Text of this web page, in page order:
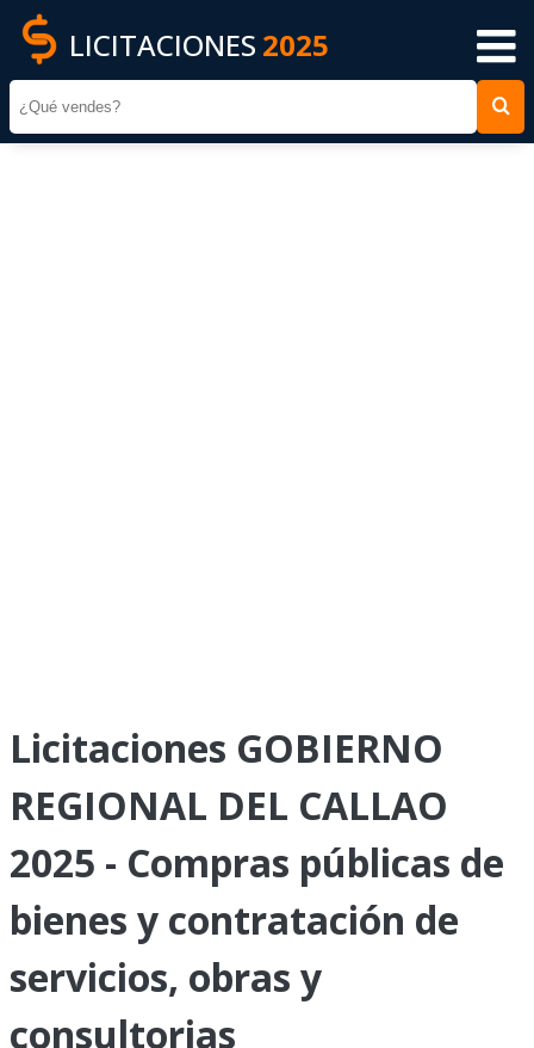
LICITACIONES 2025
Licitaciones GOBIERNO
REGIONAL DEL CALLAO
2025 - Compras públicas de
bienes y contratación de
servicios, obras y
consultorias